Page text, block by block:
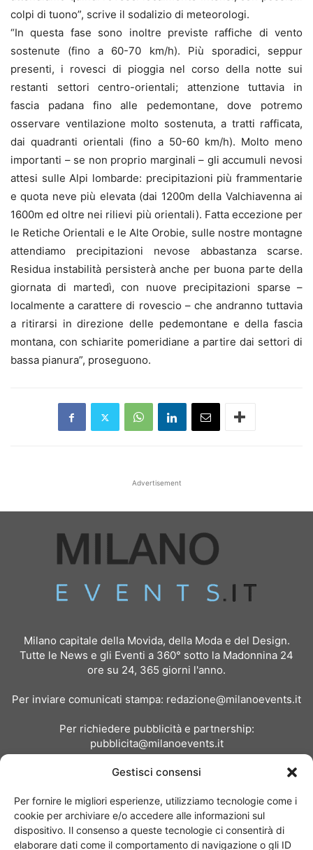
Gestisci consensi
Per fornire le migliori esperienze, utilizziamo tecnologie come i
cookie per archiviare e/o accedere alle informazioni sul
dispositivo. Il consenso a queste tecnologie ci consentirà di
elaborare dati come il comportamento di navigazione o gli ID
colpi di tuono”, scrive il sodalizio di meteorologi.
“In questa fase sono inoltre previste raffiche di vento
sostenute (fino a 60-70 km/h). Più sporadici, seppur
presenti, i rovesci di pioggia nel corso della notte sui
restanti settori centro-orientali; attenzione tuttavia in
fascia padana fino alle pedemontane, dove potremo
osservare ventilazione molto sostenuta, a tratti rafficata,
dai quadranti orientali (fino a 50-60 km/h). Molto meno
importanti – se non proprio marginali – gli accumuli nevosi
attesi sulle Alpi lombarde: precipitazioni più frammentarie
e quota neve più elevata (dai 1200m della Valchiavenna ai
1600m ed oltre nei rilievi più orientali). Fatta eccezione per
le Retiche Orientali e le Alte Orobie, sulle nostre montagne
attendiamo precipitazioni nevose abbastanza scarse.
Residua instabilità persisterà anche per buona parte della
giornata di martedì, con nuove precipitazioni sparse –
localmente a carattere di rovescio – che andranno tuttavia
a ritirarsi in direzione delle pedemontane e della fascia
montana, con schiarite pomeridiane a partire dai settori di
bassa pianura”, proseguono.
Advertisement
Milano capitale della Movida, della Moda e del Design.
Tutte le News e gli Eventi a 360° sotto la Madonnina 24
ore su 24, 365 giorni l'anno.
Per inviare comunicati stampa: redazione@milanoevents.it
Per richiedere pubblicità e partnership:
pubblicita@milanoevents.it